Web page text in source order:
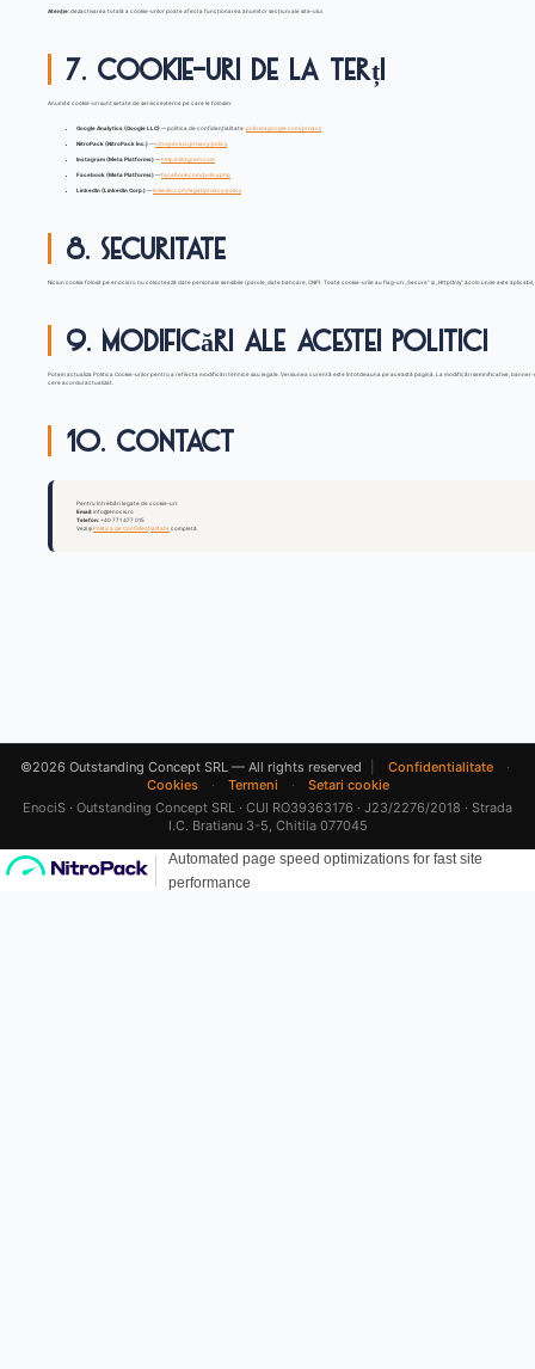
Atenție: dezactivarea totală a cookie-urilor poate afecta funcționarea anumitor secțiuni ale site-ului.
7. Cookie-uri de la terți
Anumite cookie-uri sunt setate de servicii externe pe care le folosim:
Google Analytics (Google LLC) — politica de confidențialitate: policies.google.com/privacy
NitroPack (NitroPack Inc.) —nitropack.io/privacy-policy
Instagram (Meta Platforms) — help.instagram.com
Facebook (Meta Platforms) —facebook.com/policy.php
LinkedIn (LinkedIn Corp.) — linkedin.com/legal/privacy-policy
8. Securitate
Niciun cookie folosit pe enocis.ro nu colectează date personale sensibile (parole, date bancare, CNP). Toate cookie-urile au flag-uri „Secure” și „HttpOnly” acolo unde este
9. Modificări ale acestei politici
Putem actualiza Politica Cookie-urilor pentru a reflecta modificări tehnice sau legale. Versiunea curentă este întotdeauna pe această pagină. La modificări semnificative,
cere acordul actualizat.
10. Contact
Pentru întrebări legate de cookie-uri:
Email: info@enocis.ro
Telefon: +40 771 477 015
Vezi și Politica de Confidențialitate completă.
©2026 Outstanding Concept SRL — All rights reserved Confidentialitate
·
Cookies
· Termeni ·
Setari cookie
EnociS · Outstanding Concept SRL · CUI RO39363176 · J23/2276/2018 · Strada
I.C. Bratianu 3-5, Chitila 077045